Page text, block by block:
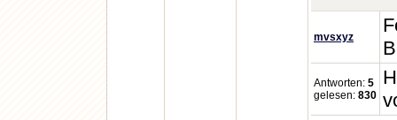
mvsxyz
Antworten: 5
gelesen: 830